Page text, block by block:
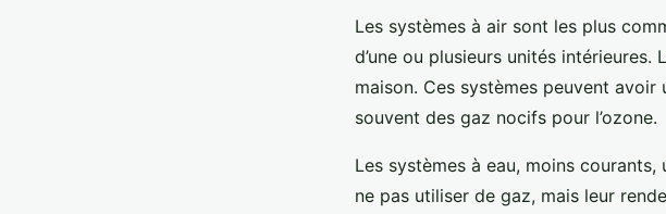
Les systèmes à air sont les plus
d’une ou plusieurs unités
maison. Ces systèmes peuvent
souvent des gaz nocifs pour l’ozone.
Les systèmes à eau, moins courants,
ne pas utiliser de gaz, mais leur